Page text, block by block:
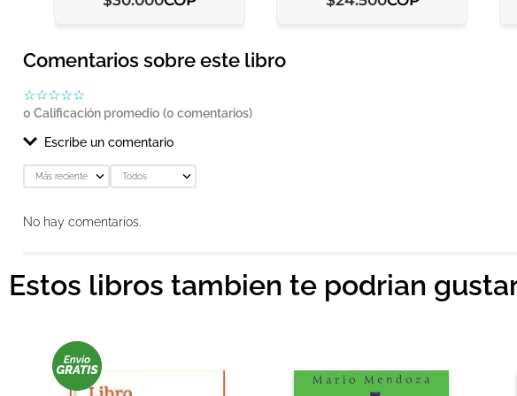
Comentarios sobre este libro
☆☆☆☆☆
0 Calificación promedio (0 comentarios)
Escribe un comentario
Agregar comentario
★★★
Tu nombre
Más reciente Todos
No hay comentarios.
Estos libros tambien te podrian